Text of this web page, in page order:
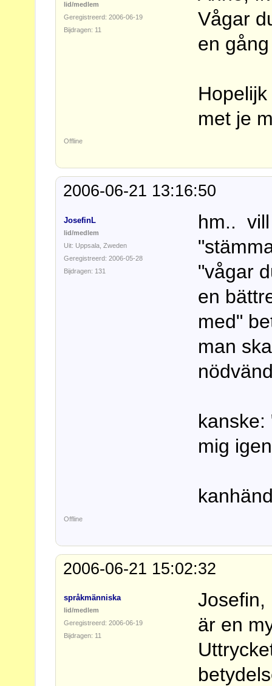
lid/medlem
Geregistreerd: 2006-06-19
Bijdragen: 11
Vågar
en
met je
Offline
2006-06-21 13:16:50
JosefinL
lid/medlem
Uit: Uppsala, Zweden
Geregistreerd: 2006-05-28
Bijdragen: 131
hm..
"vågar
en
med"
man
kanske:
mig
Offline
2006-06-21 15:02:32
språkmänniska
lid/medlem
Geregistreerd: 2006-06-19
Bijdragen: 11
Josefin,
är en